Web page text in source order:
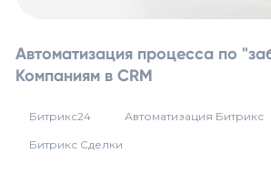
Автоматизация процесса по
Компаниям в CRM
Битрикс24 Автоматизация Битрикс
Битрикс Сделки